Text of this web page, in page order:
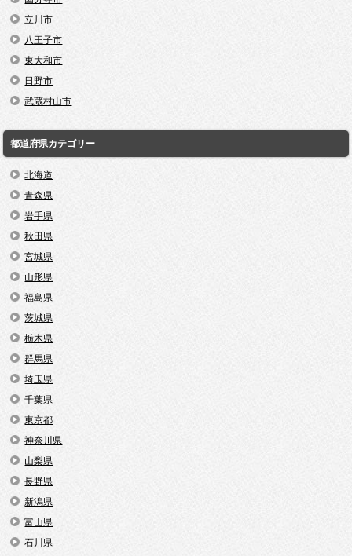
立川市
八王子市
東大和市
日野市
武蔵村山市
都道府県カテゴリー
北海道
青森県
岩手県
秋田県
宮城県
山形県
福島県
茨城県
栃木県
群馬県
埼玉県
千葉県
東京都
神奈川県
山梨県
長野県
新潟県
富山県
石川県